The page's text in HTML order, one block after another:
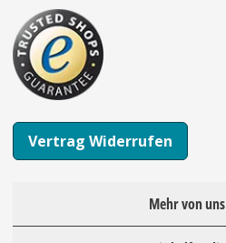
Vertrag Widerrufen
Mehr von uns